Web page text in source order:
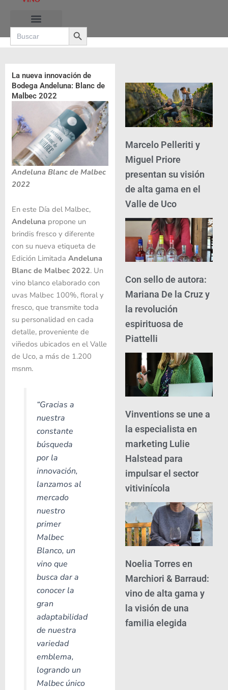
contenido
Search
for:
Search Button
La nueva innovación de
Bodega Andeluna: Blanc de
Malbec 2022
Andeluna Blanc de Malbec
2022
En este Día del Malbec,
Andeluna propone un
brindis fresco y diferente
con su nueva etiqueta de
Edición Limitada Andeluna
Blanc de Malbec 2022. Un
vino blanco elaborado con
uvas Malbec 100%, floral y
fresco, que transmite toda
su personalidad en cada
detalle, proveniente de
viñedos ubicados en el Valle
de Uco, a más de 1.200
msnm.
“Gracias a
nuestra
constante
búsqueda
por la
innovación,
lanzamos al
mercado
nuestro
primer
Malbec
Blanco, un
vino que
busca dar a
conocer la
gran
adaptabilidad
de nuestra
variedad
emblema,
logrando un
Malbec único
Marcelo Pelleriti y
Miguel Priore
presentan su visión
de alta gama en el
Valle de Uco
Con sello de autora:
Mariana De la Cruz y
la revolución
espirituosa de
Piattelli
Vinventions se une a
la especialista en
marketing Lulie
Halstead para
impulsar el sector
vitivinícola
Noelia Torres en
Marchiori & Barraud:
vino de alta gama y
la visión de una
familia elegida